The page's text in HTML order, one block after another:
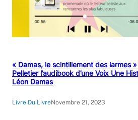
« Damas, le scintillement des larmes
Pelletier l’audibook d’une Voix Une
Léon Damas
Livre Du LivreNovembre 21, 2023